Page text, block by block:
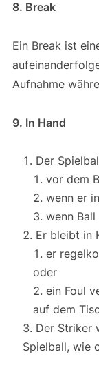
8. Break
Ein Break ist
Aufnahme
9. In Hand
Der
vor dem
wenn er
wenn
Er bleibt in
er
oder
ein Foul
auf dem
Der Striker
Spielball, wie